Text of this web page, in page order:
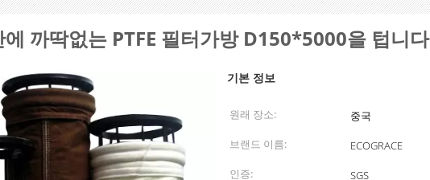
까딱없는 PTFE 필터가방 D150*5000을 텁니다
기본 정보
원래 장소:
중국
브랜드 이름:
ECOGRACE
인증:
SGS